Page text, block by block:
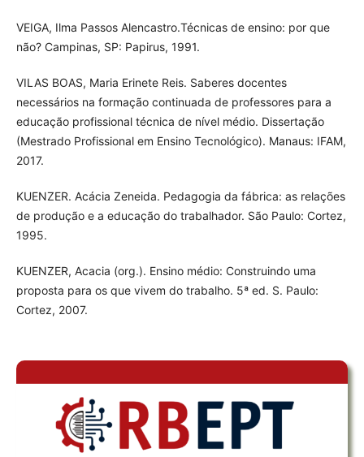
VEIGA, Ilma Passos Alencastro.Técnicas de ensino: por que
não? Campinas, SP: Papirus, 1991.
VILAS BOAS, Maria Erinete Reis. Saberes docentes
necessários na formação continuada de professores para a
educação profissional técnica de nível médio. Dissertação
(Mestrado Profissional em Ensino Tecnológico). Manaus: IFAM,
2017.
KUENZER. Acácia Zeneida. Pedagogia da fábrica: as relações
de produção e a educação do trabalhador. São Paulo: Cortez,
1995.
KUENZER, Acacia (org.). Ensino médio: Construindo uma
proposta para os que vivem do trabalho. 5ª ed. S. Paulo:
Cortez, 2007.